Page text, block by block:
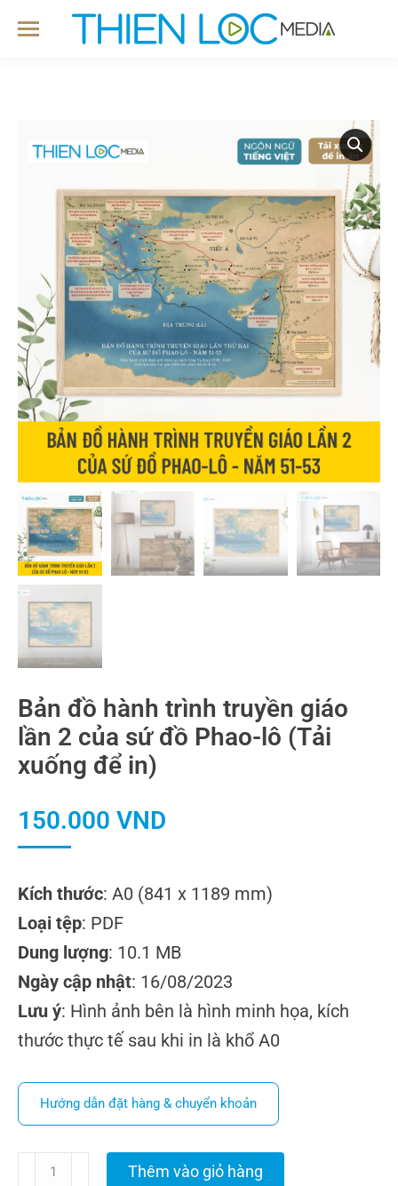
Bản đồ hành trình truyền giáo
lần 2 của sứ đồ Phao-lô (Tải
xuống để in)
150.000 VND
Kích thước: A0 (841 x 1189 mm)
Loại tệp: PDF
Dung lượng: 10.1 MB
Ngày cập nhật: 16/08/2023
Lưu ý: Hình ảnh bên là hình minh họa, kích
thước thực tế sau khi in là khổ A0
Hướng dẫn đặt hàng & chuyển khoản
Thêm vào giỏ hàng